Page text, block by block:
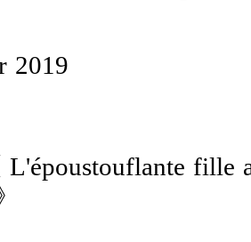
2019
L'époustouflante fille